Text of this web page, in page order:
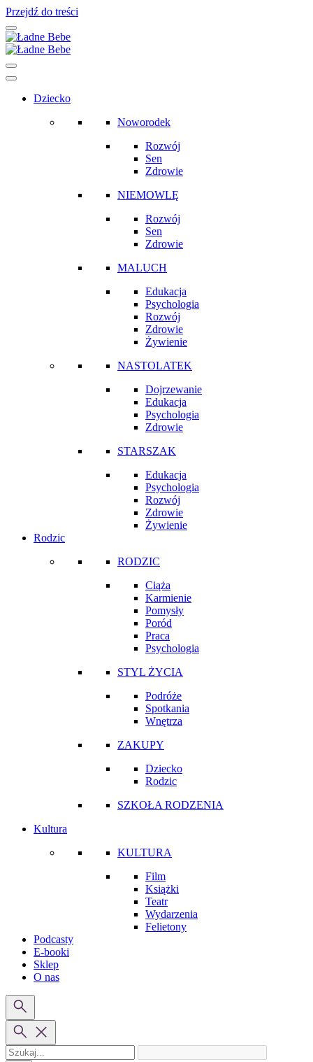
Przejdź do treści
Main
Navigation
Dziecko
Noworodek
Rozwój
Sen
Zdrowie
NIEMOWLĘ
Rozwój
Sen
Zdrowie
MALUCH
Edukacja
Psychologia
Rozwój
Zdrowie
Żywienie
NASTOLATEK
Dojrzewanie
Edukacja
Psychologia
Zdrowie
STARSZAK
Edukacja
Psychologia
Rozwój
Zdrowie
Żywienie
Rodzic
RODZIC
Ciąża
Karmienie
Pomysły
Poród
Praca
Psychologia
STYL ŻYCIA
Podróże
Spotkania
Wnętrza
ZAKUPY
Dziecko
Rodzic
SZKOŁA RODZENIA
Kultura
KULTURA
Film
Książki
Teatr
Wydarzenia
Felietony
Podcasty
E-booki
Sklep
O nas